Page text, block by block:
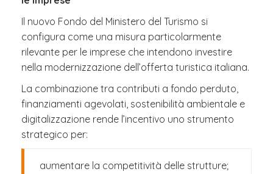
Il nuovo Fondo del Ministero del Turismo si
configura come una misura particolarmente
rilevante per le imprese che intendono investire
nella modernizzazione dell’offerta turistica italiana.
La combinazione tra contributi a fondo perduto,
finanziamenti agevolati, sostenibilità ambientale e
digitalizzazione rende l’incentivo uno strumento
strategico per:
aumentare la competitività delle strutture;